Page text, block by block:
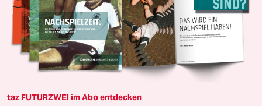
taz FUTURZWEI im Abo entdecken